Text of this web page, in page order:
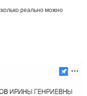
реально можно